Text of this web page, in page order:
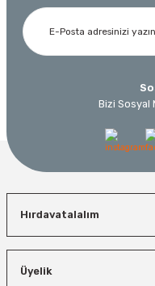
Bizi Sosyal
Hırdavatalalım
Üyelik